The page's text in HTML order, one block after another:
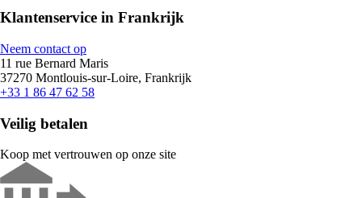
Klantenservice in Frankrijk
Neem contact op
11 rue Bernard Maris
37270 Montlouis-sur-Loire, Frankrijk
+33 1 86 47 62 58
Veilig betalen
Koop met vertrouwen op onze site